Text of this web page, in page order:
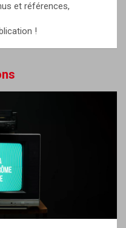
et références,
!